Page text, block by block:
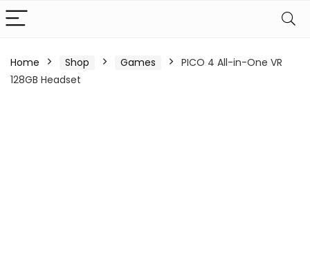
Home Shop Games
PICO 4 All-in-One VR
128GB Headset